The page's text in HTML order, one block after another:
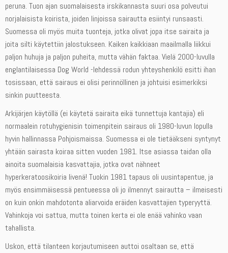
peruna. Tuon ajan suomalaisesta irskikannasta suuri osa polveutui
norjalaisista koirista, joiden linjoissa sairautta esiintyi runsaasti.
Suomessa oli myös muita tuonteja, jotka olivat jopa itse sairaita ja
joita silti käytettiin jalostukseen. Kaiken kaikkiaan maailmalla liikkui
paljon huhuja ja paljon puheita, mutta vähän faktaa. Vielä 2000-luvulla
englantilaisessa Dog World -lehdessä rodun yhteyshenkilö esitti ihan
tosissaan, että sairaus ei olisi perinnöllinen ja johtuisi esimerkiksi
sinkin puutteesta.
Arkijärjen käytöllä (ei käytetä sairaita eikä tunnettuja kantajia) eli
normaalein rotuhygienisin toimenpitein sairaus oli 1980-luvun lopulla
hyvin hallinnassa Pohjoismaissa. Suomessa ei ole tietääkseni syntynyt
yhtään sairasta koiraa sitten vuoden 1981. Itse asiassa taidan olla
ainoita suomalaisia kasvattajia, jotka ovat nähneet
hyperkeratoosikoiria livenä! Tuokin 1981 tapaus oli uusintapentue, ja
myös ensimmäisessä pentueessa oli jo ilmennyt sairautta – ilmeisesti
on kuin onkin mahdotonta aliarvoida eräiden kasvattajien typeryyttä.
Vahinkoja voi sattua, mutta toinen kerta ei ole enää vahinko vaan
tahallista.
Uskon, että tilanteen korjautumiseen auttoi osaltaan se, että